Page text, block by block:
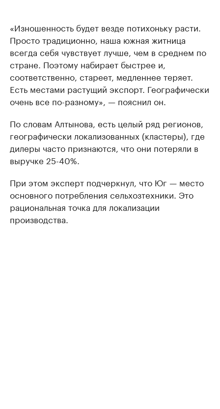
«Изношенность будет везде потихоньку расти.
Просто традиционно, наша южная житница
всегда себя чувствует лучше, чем в среднем по
стране. Поэтому набирает быстрее и,
соответственно, стареет, медленнее теряет.
Есть местами растущий экспорт. Географически
очень все по-разному», — пояснил он.
По словам Алтынова, есть целый ряд регионов,
географически локализованных (кластеры), где
дилеры часто признаются, что они потеряли в
выручке 25-40%.
При этом эксперт подчеркнул, что Юг — место
основного потребления сельхозтехники. Это
рациональная точка для локализации
производства.